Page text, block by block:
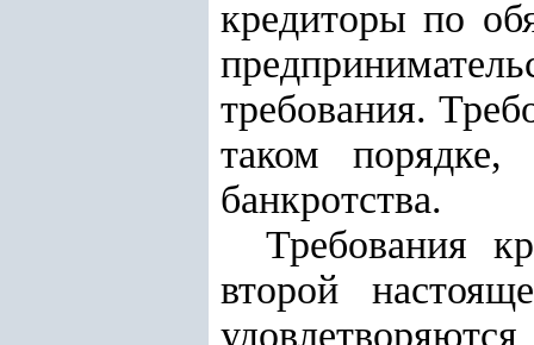
кредиторы по
требования.
таком порядке,
банкротства.
Требования
второй